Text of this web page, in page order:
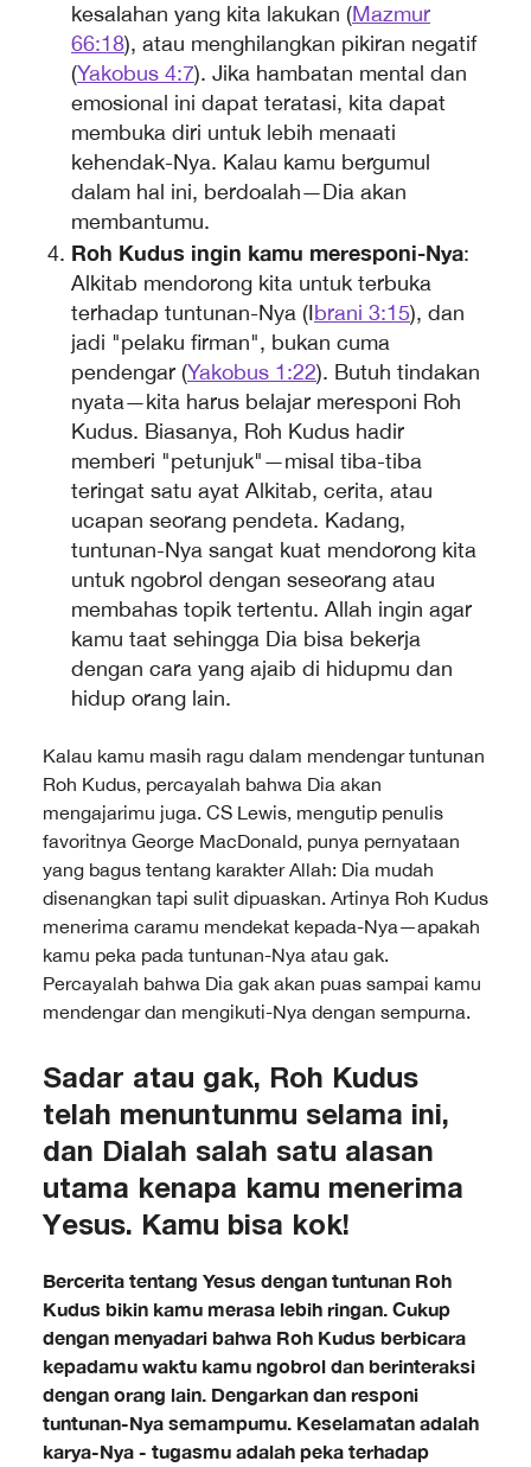
kesalahan yang kita lakukan (Mazmur
66:18), atau menghilangkan pikiran negatif
(Yakobus 4:7). Jika hambatan mental dan
emosional ini dapat teratasi, kita dapat
membuka diri untuk lebih menaati
kehendak-Nya. Kalau kamu bergumul
dalam hal ini, berdoalah—Dia akan
membantumu.
Roh Kudus ingin kamu meresponi-Nya:
Alkitab mendorong kita untuk terbuka
terhadap tuntunan-Nya (Ibrani 3:15), dan
jadi "pelaku firman", bukan cuma
pendengar (Yakobus 1:22). Butuh tindakan
nyata—kita harus belajar meresponi Roh
Kudus. Biasanya, Roh Kudus hadir
memberi "petunjuk"—misal tiba-tiba
teringat satu ayat Alkitab, cerita, atau
ucapan seorang pendeta. Kadang,
tuntunan-Nya sangat kuat mendorong kita
untuk ngobrol dengan seseorang atau
membahas topik tertentu. Allah ingin agar
kamu taat sehingga Dia bisa bekerja
dengan cara yang ajaib di hidupmu dan
hidup orang lain.
Kalau kamu masih ragu dalam mendengar tuntunan
Roh Kudus, percayalah bahwa Dia akan
mengajarimu juga. CS Lewis, mengutip penulis
favoritnya George MacDonald, punya pernyataan
yang bagus tentang karakter Allah: Dia mudah
disenangkan tapi sulit dipuaskan. Artinya Roh Kudus
menerima caramu mendekat kepada-Nya—apakah
kamu peka pada tuntunan-Nya atau gak.
Percayalah bahwa Dia gak akan puas sampai kamu
mendengar dan mengikuti-Nya dengan sempurna.
Sadar atau gak, Roh Kudus
telah menuntunmu selama ini,
dan Dialah salah satu alasan
utama kenapa kamu menerima
Yesus. Kamu bisa kok!
Bercerita tentang Yesus dengan tuntunan Roh
Kudus bikin kamu merasa lebih ringan. Cukup
dengan menyadari bahwa Roh Kudus berbicara
kepadamu waktu kamu ngobrol dan berinteraksi
dengan orang lain. Dengarkan dan responi
tuntunan-Nya semampumu. Keselamatan adalah
karya-Nya - tugasmu adalah peka terhadap